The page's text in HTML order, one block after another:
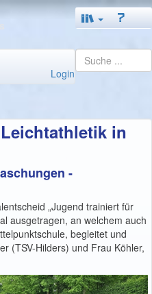
Login
in
-
„Jugend trainiert für
ausgetragen, an welchem auch
begleitet und
(TSV-Hilders) und Frau Köhler,